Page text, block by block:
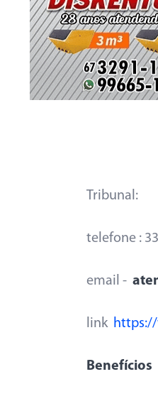
Tribunal:
telefone :
email -
link
Benefícios